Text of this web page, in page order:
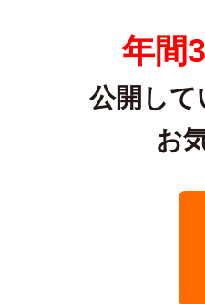
年間
公開して
お